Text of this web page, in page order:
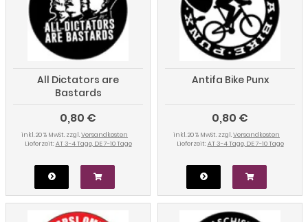
All Dictators are
Bastards
0,80 €
inkl. 20 % MwSt. zzgl.Versandkosten
Lieferzeit: AT 3-4 Tage, DE 7-10 Tage
Antifa Bike Punx
0,80 €
inkl. 20 % MwSt. zzgl.Versandkosten
Lieferzeit: AT 3-4 Tage, DE 7-10 Tage